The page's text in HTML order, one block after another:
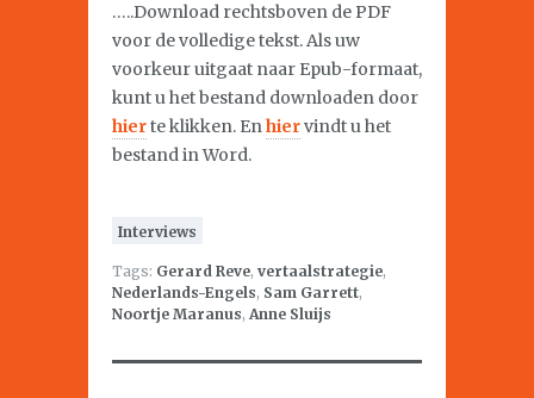
…..Download rechtsboven de PDF
voor de volledige tekst. Als uw
voorkeur uitgaat naar Epub-formaat,
kunt u het bestand downloaden door
hierte klikken. Enhiervindt u het
bestand in Word.
Interviews
Tags: Gerard Reve, vertaalstrategie,
Nederlands-Engels, Sam Garrett,
Noortje Maranus, Anne Sluijs